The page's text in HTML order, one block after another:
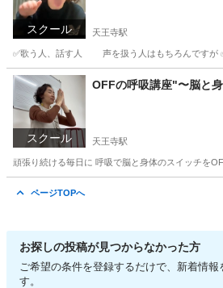
スクール 天王寺駅
✅歌う人、話す人 声を扱う人はもちろんですが ✅
大阪 大阪市 天王寺駅 快眠 キー
スクール
OFFの呼吸講座"〜脳と
天王寺駅
頑張り続ける毎日に 呼吸で脳と身体のスイッチを
ページTOPへ
お探しの投稿が見つからなかった方
ご希望の条件を登録するだけで、新着情報
す。